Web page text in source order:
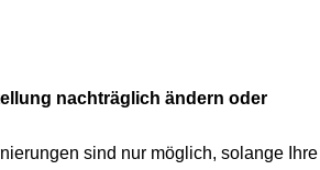
nachträglich ändern oder
sind nur möglich, solange Ihre